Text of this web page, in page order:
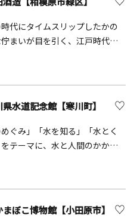
出来立てビールを試飲いただ
一番搾り」をもっとおいしく
ための方法を知ることができる
代にタイムスリップしたかの
まいが目を引く、江戸時代か
水道記念館【寒川町】
めぐみ」「水を知る」「水とく
テーマに、水と人間のかかわ
観の建物も魅力的で、和風庭
噴水を備えた水の広場もありま
ぼこ博物館【小田原市】